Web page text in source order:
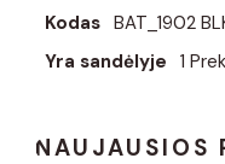
Kodas BAT_1902
Yra sandėlyje 1
NAUJAUSIOS